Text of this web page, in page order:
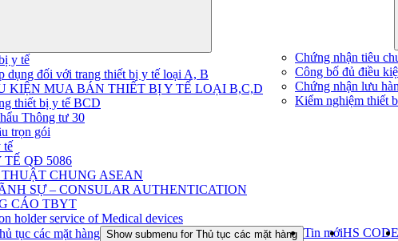
y tế
dụng đối với trang thiết bị y tế loại A, B
KIỆN MUA BÁN THIẾT BỊ Y TẾ LOẠI B,C,D
thiết bị y tế BCD
Thông tư 30
trọn gói
tế
QĐ 5086
CHUNG ASEAN
SỰ – CONSULAR AUTHENTICATION
CÁO TBYT
holder service of Medical devices
Chứng nhận tiêu
Công bố đủ điều
Chứng nhận lưu
Kiểm nghiệm thiết
tục các mặt hàng Show submenu for Thủ tục các mặt hàng Tin mớiHS CODE